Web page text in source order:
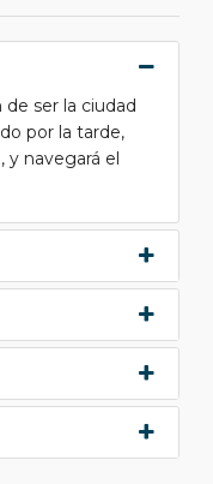
ser la ciudad
por la tarde,
y navegará el